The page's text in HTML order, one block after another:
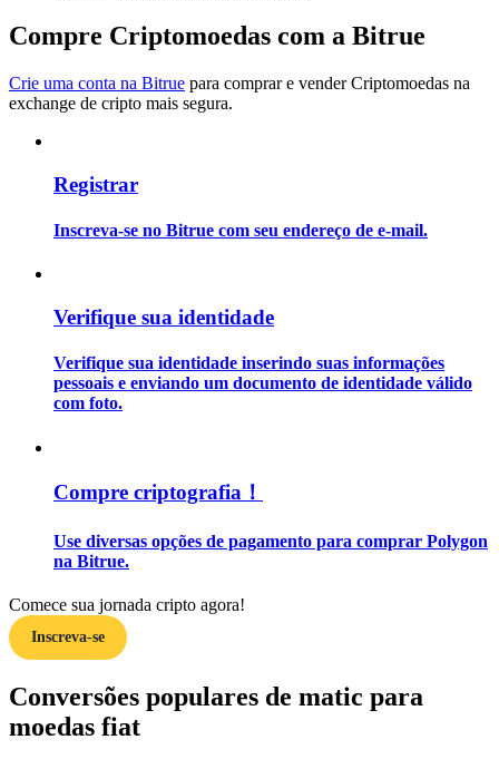
Informação
Análise de big data, incluindo informações comerciais, etc.
Guia
Estratégias de negociação
Aprenda como se manter lucrativo
Compre Criptomoedas com a Bitrue
Crie uma conta na Bitrue para comprar e vender Criptomoedas na
exchange de cripto mais segura.
Registrar
Inscreva-se no Bitrue com seu endereço de e-mail.
Verifique sua identidade
Verifique sua identidade inserindo suas informações
pessoais e enviando um documento de identidade válido
com foto.
Compre criptografia！
Use diversas opções de pagamento para comprar Polygon
na Bitrue.
Comece sua jornada cripto agora!
Inscreva-se
Conversões populares de matic para
moedas fiat